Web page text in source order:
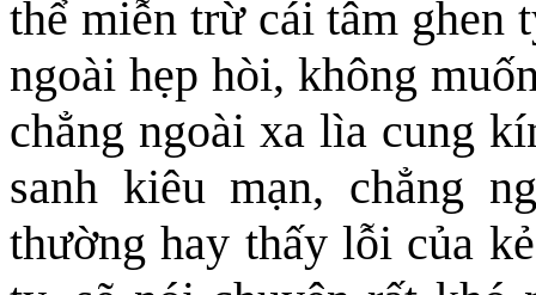
thể miễn trừ cái tâm ghen
ngoài hẹp hòi, không
chẳng ngoài xa lìa cung
sanh kiêu mạn, chẳng
thường hay thấy lỗi của